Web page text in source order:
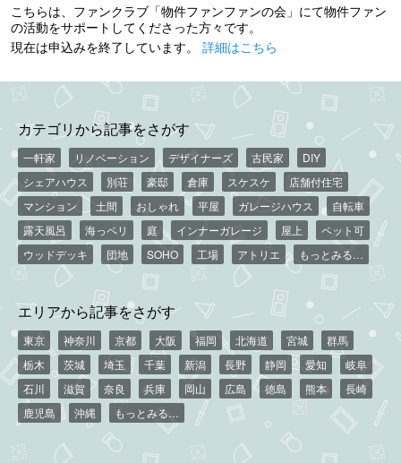
こちらは、ファンクラブ「物件ファンファンの会」にて物件ファン
の活動をサポートしてくださった方々です。
現在は申込みを終了しています。 詳細はこちら
カテゴリから記事をさがす
一軒家 リノベーション デザイナーズ 古民家
DIY
シェアハウス
別荘 豪邸 倉庫 スケスケ
店舗付住宅
マンション
土間 おしゃれ 平屋 ガレージハウス
自転車
露天風呂
海っペリ 庭 インナーガレージ 屋上
ペット可
ウッドデッキ
団地 SOHO 工場 アトリエ もっとみる…
エリアから記事をさがす
東京 神奈川 京都 大阪 福岡 北海道 宮城
群馬
栃木
茨城 埼玉 千葉 新潟 長野 静岡 愛知
岐阜
石川
滋賀 奈良 兵庫 岡山 広島 徳島 熊本
長崎
鹿児島
沖縄 もっとみる…